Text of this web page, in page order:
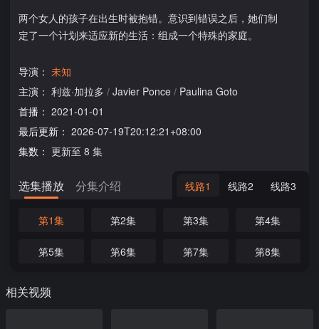
两个女人的孩子在出生时被抱错。意识到错误之后，她们制
定了一个计划来适应新的生活：组成一个特殊的家庭。
导演： 未知
主演： 利兹·加拉多 / Javier Ponce / Paulina Goto
首播： 2021-01-01
最后更新： 2026-07-19T20:12:21+08:00
集数： 更新至 8 集
选集播放 分集介绍 线路1 线路2 线路3
第1集 第2集 第3集 第4集
第5集 第6集 第7集 第8集
相关视频